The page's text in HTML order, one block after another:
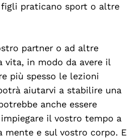
praticano sport o altre
partner o ad altre
vita, in modo da avere il
più spesso le lezioni
aiutarvi a stabilire una
anche essere
il vostro tempo a
mente e sul vostro corpo. E